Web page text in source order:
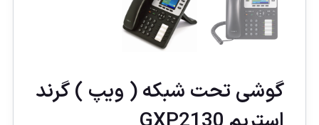
گوشی تحت شبكه ( ويپ ) گرند